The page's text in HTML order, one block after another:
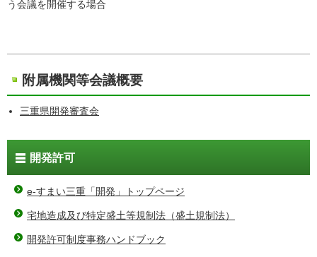
う会議を開催する場合
附属機関等会議概要
三重県開発審査会
開発許可
e-すまい三重「開発」トップページ
宅地造成及び特定盛土等規制法（盛土規制法）
開発許可制度事務ハンドブック